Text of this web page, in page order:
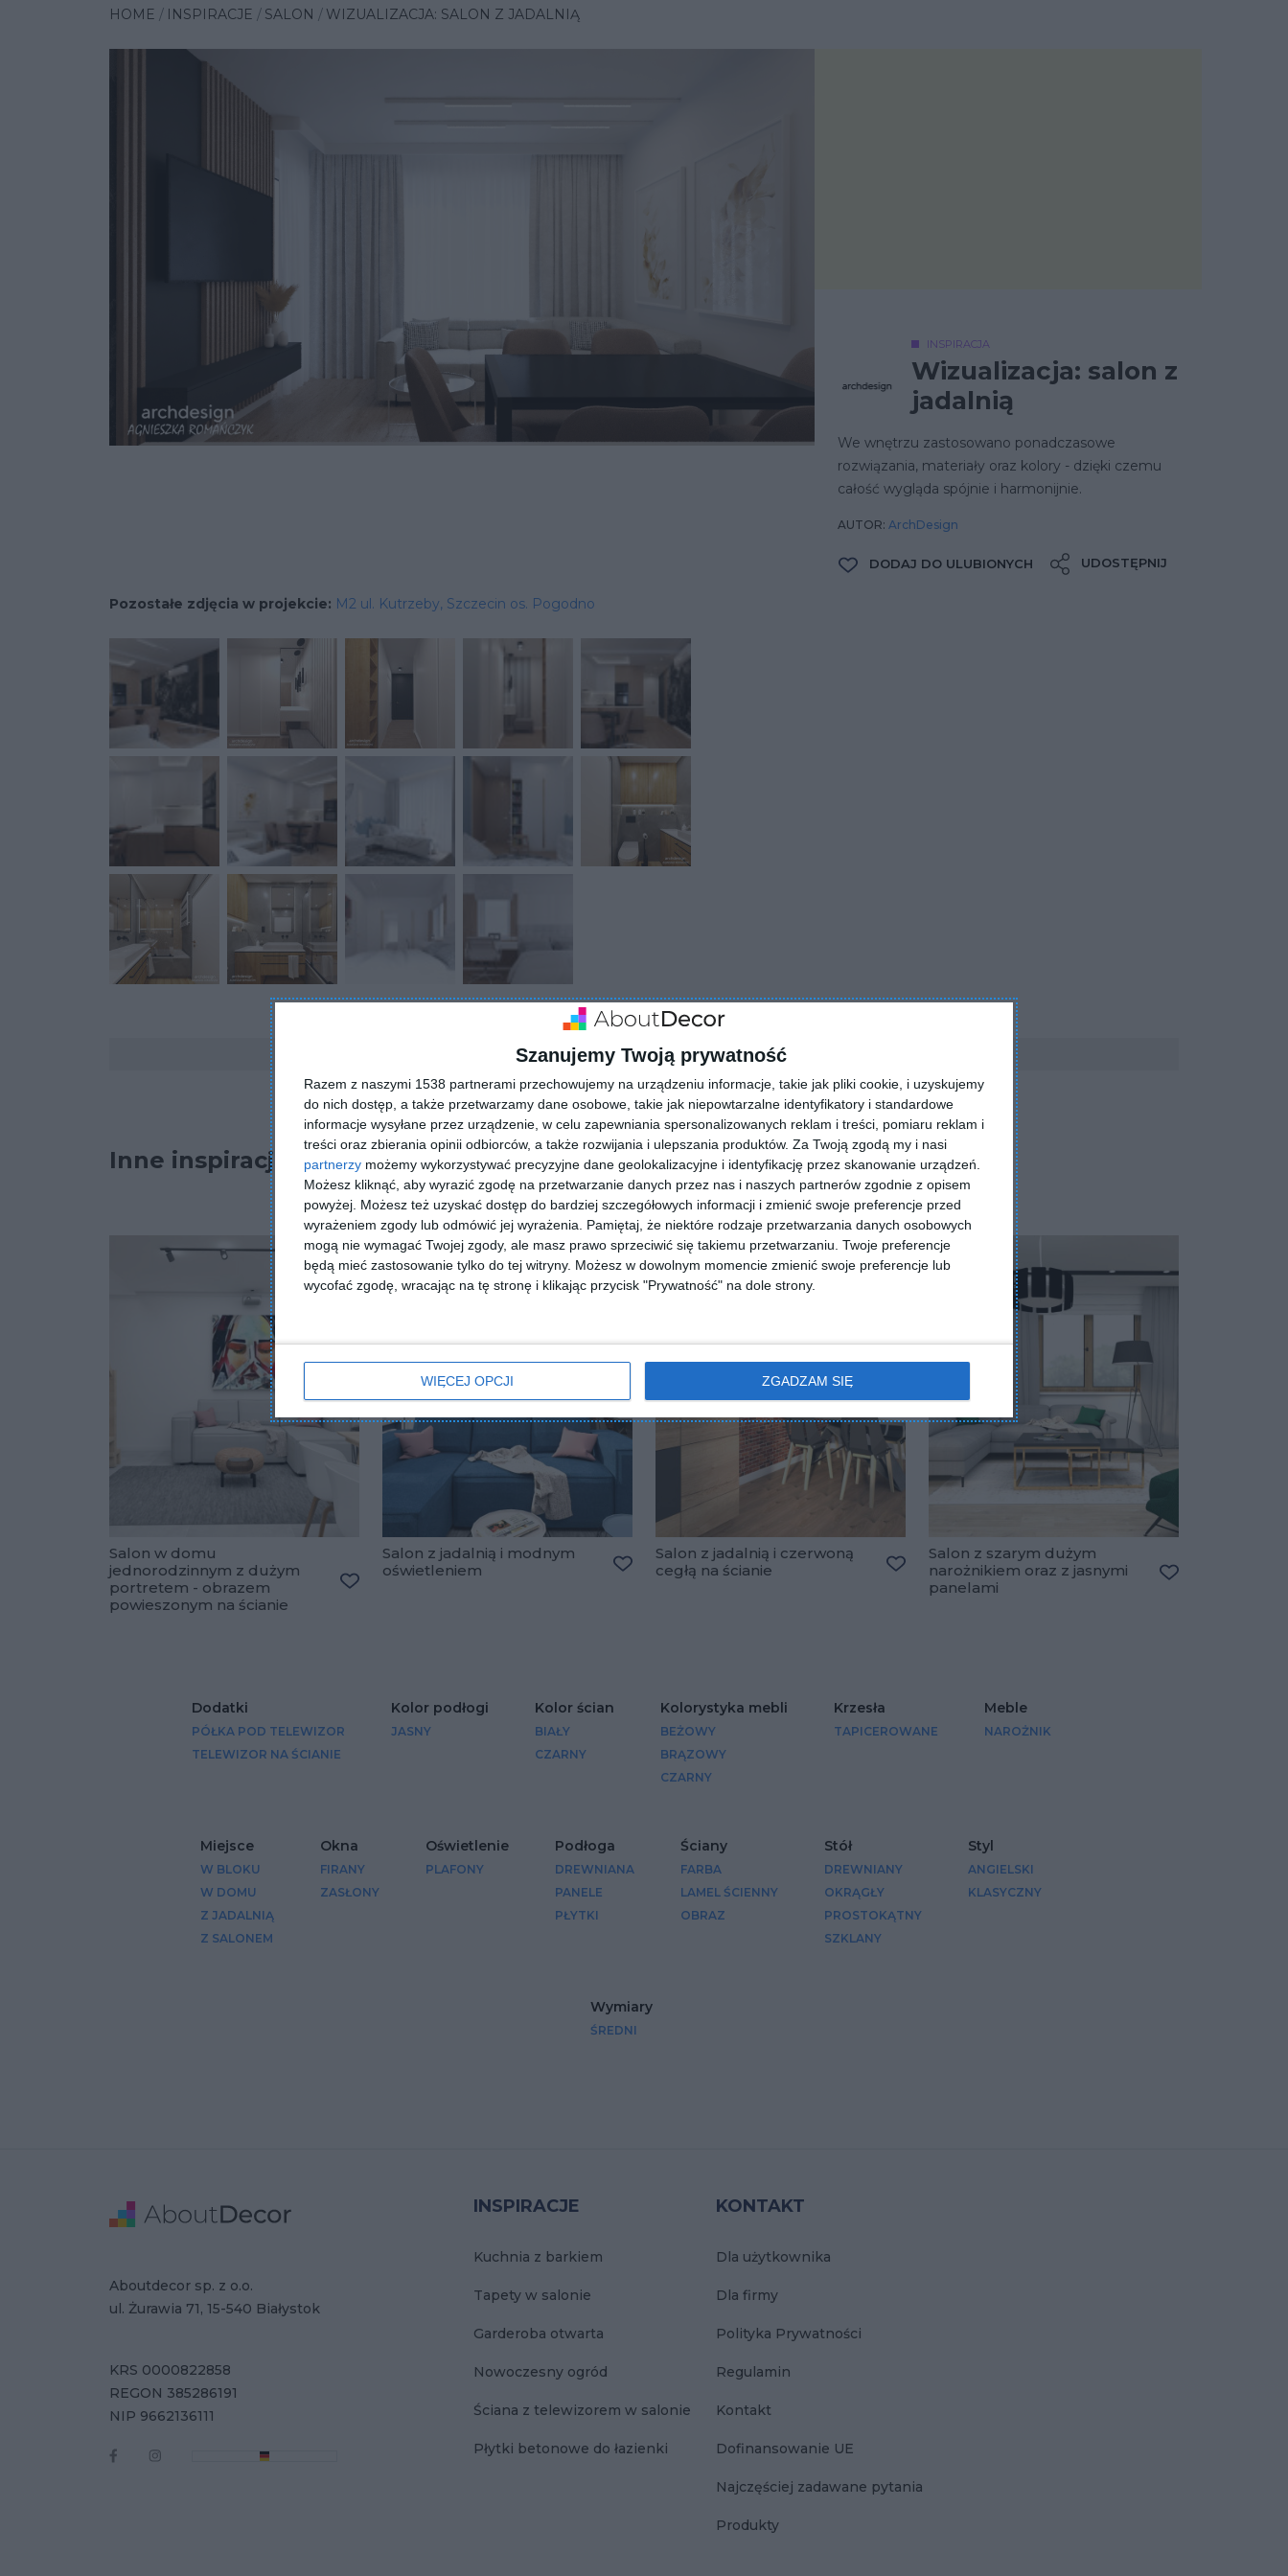
Szanujemy Twoją prywatność
Razem z naszymi 1538 partnerami przechowujemy na urządzeniu informacje, takie jak pliki cookie, i uzyskujemy
do nich dostęp, a także przetwarzamy dane osobowe, takie jak niepowtarzalne identyfikatory i standardowe
informacje wysyłane przez urządzenie, w celu zapewniania spersonalizowanych reklam i treści, pomiaru reklam i
treści oraz zbierania opinii odbiorców, a także rozwijania i ulepszania produktów. Za Twoją zgodą my i nasi
partnerzy możemy wykorzystywać precyzyjne dane geolokalizacyjne i identyfikację przez skanowanie urządzeń.
Możesz kliknąć, aby wyrazić zgodę na przetwarzanie danych przez nas i naszych partnerów zgodnie z opisem
powyżej. Możesz też uzyskać dostęp do bardziej szczegółowych informacji i zmienić swoje preferencje przed
wyrażeniem zgody lub odmówić jej wyrażenia.
Pamiętaj, że niektóre rodzaje przetwarzania danych osobowych
mogą nie wymagać Twojej zgody, ale masz prawo sprzeciwić się takiemu przetwarzaniu. Twoje preferencje
będą mieć zastosowanie tylko do tej witryny. Możesz w dowolnym momencie zmienić swoje preferencje lub
wycofać zgodę, wracając na tę stronę i klikając przycisk "Prywatność" na dole strony.
WIĘCEJ OPCJI ZGADZAM SIĘ
HOME INSPIRACJE SALON WIZUALIZACJA: SALON Z JADALNIĄ
INSPIRACJA
Wizualizacja: salon z
jadalnią
We wnętrzu zastosowano ponadczasowe
rozwiązania, materiały oraz kolory - dzięki czemu
całość wygląda spójnie i harmonijnie.
AUTOR: ArchDesign
DODAJ DO ULUBIONYCH UDOSTĘPNIJ
Pozostałe zdjęcia w projekcie: M2 ul. Kutrzeby, Szczecin os. Pogodno
ZADAJ PYTANIE
Inne inspiracje
Salon w domu
jednorodzinnym z dużym
portretem - obrazem
powieszonym na ścianie
Salon z jadalnią i modnym
oświetleniem
Salon z jadalnią i czerwoną
cegłą na ścianie
Dodaj do ulubionych
Salon z szarym dużym
narożnikiem oraz z jasnymi
panelami
Dodatki
PÓŁKA POD TELEWIZOR
TELEWIZOR NA ŚCIANIE
Kolor podłogi
JASNY
Kolor ścian
BIAŁY
CZARNY
Kolorystyka mebli
BEŻOWY
BRĄZOWY
CZARNY
Krzesła
TAPICEROWANE
Meble
NAROŻNIK
Miejsce
W BLOKU
W DOMU
Z JADALNIĄ
Z SALONEM
Okna
FIRANY
ZASŁONY
Oświetlenie
PLAFONY
Podłoga
DREWNIANA
PANELE
PŁYTKI
Ściany
FARBA
LAMEL ŚCIENNY
OBRAZ
Stół
DREWNIANY
OKRĄGŁY
PROSTOKĄTNY
SZKLANY
Styl
ANGIELSKI
KLASYCZNY
Wymiary
ŚREDNI
INSPIRACJE
Kuchnia z barkiem
Tapety w salonie
Garderoba otwarta
Nowoczesny ogród
Ściana z telewizorem w salonie
Płytki betonowe do łazienki
KONTAKT
Dla użytkownika
Dla firmy
Polityka Prywatności
Regulamin
Kontakt
Dofinansowanie UE
Najczęściej zadawane pytania
Produkty
Adres
Aboutdecor sp. z o.o.
ul. Żurawia 71, 15-540 Białystok
Dane Firmy
KRS 0000822858
REGON 385286191
NIP 9662136111